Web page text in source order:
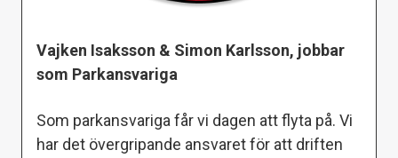
Vajken Isaksson & Simon Karlsson, jobbar
som Parkansvariga
Som parkansvariga får vi dagen att flyta på. Vi
har det övergripande ansvaret för att driften